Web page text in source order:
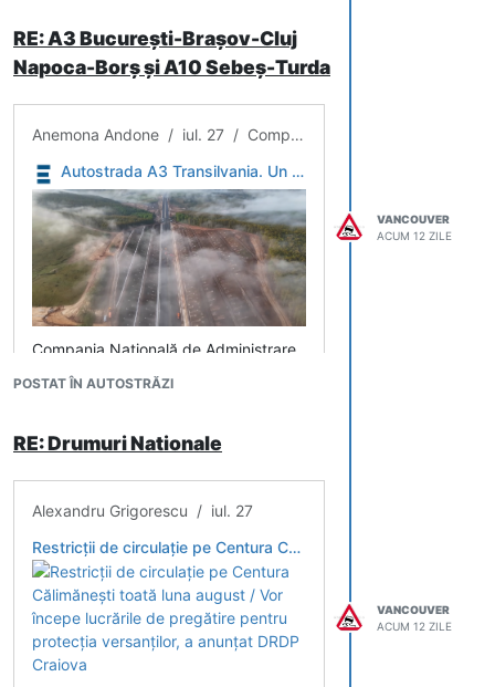
RE: A3 București-Brașov-Cluj
Napoca-Borș și A10 Sebeș-Turda
Anemona Andone / iul. 27 / Companii
Autostrada A3 Transilvania. Un lot construit de Umbrărescu va fi dat în trafic luna viitoare - surse - Economica.net
Compania Națională de Administrare
a Infrastructurii Rutiere (CNAIR)
Poara Sălajului (12 km) din Autostrada
Comisia de recepție a CNAIR urmează să
fie trimisă pe teren în perioada 3 – 7
august, au spus pentru
ECONOMICA.NETsurse oficiale.
POSTAT ÎN AUTOSTRĂZI
VANCOUVER
ACUM 12 ZILE
RE: Drumuri Nationale
Alexandru Grigorescu / iul. 27
Restricții de circulație pe Centura Călimănești toată luna august / Vor începe lucrările de pregătire pentru protecția versanților, a anunțat DRDP Craiova
VANCOUVER
ACUM 12 ZILE